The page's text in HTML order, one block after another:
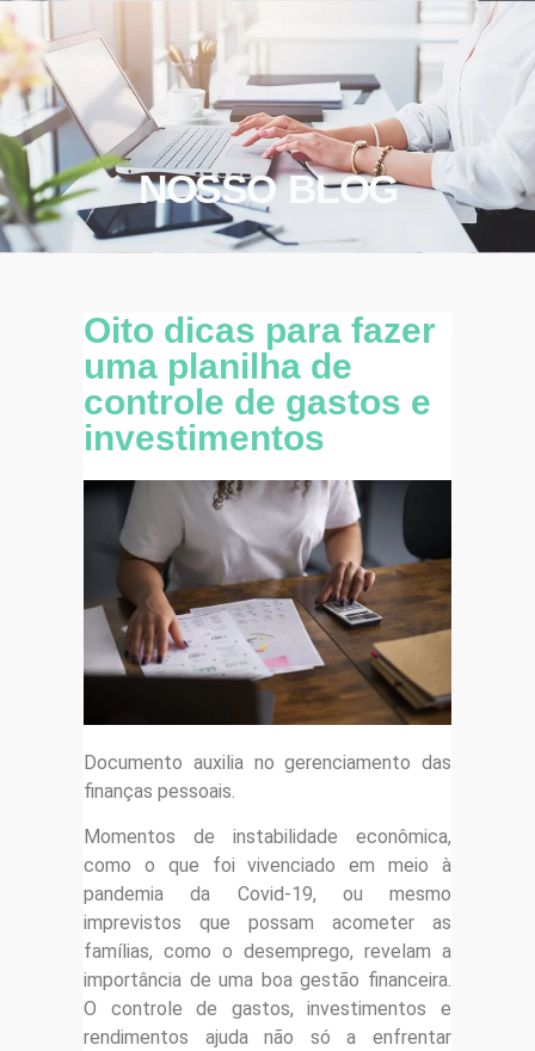
NOSSO BLOG
Oito dicas para fazer
uma planilha de
controle de gastos e
investimentos
Documento auxilia no gerenciamento das
finanças pessoais.
Momentos de instabilidade econômica,
como o que foi vivenciado em meio à
pandemia da Covid-19, ou mesmo
imprevistos que possam acometer as
famílias, como o desemprego, revelam a
importância de uma boa gestão financeira.
O controle de gastos, investimentos e
rendimentos ajuda não só a enfrentar